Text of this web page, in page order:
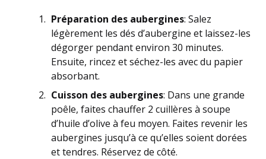
Préparation des aubergines: Salez
légèrement les dés d’aubergine et laissez-les
dégorger pendant environ 30 minutes.
Ensuite, rincez et séchez-les avec du papier
absorbant.
Cuisson des aubergines: Dans une grande
poêle, faites chauffer 2 cuillères à soupe
d’huile d’olive à feu moyen. Faites revenir les
aubergines jusqu’à ce qu’elles soient dorées
et tendres. Réservez de côté.